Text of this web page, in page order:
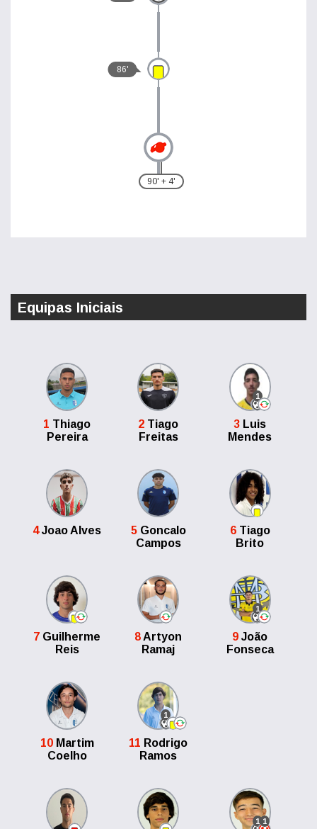
86'
90' + 4'
Equipas Iniciais
1 Thiago
Pereira
2 Tiago
Freitas
1
3 Luis
Mendes
4Joao Alves 5Goncalo
Campos
6Tiago
Brito
7 Guilherme
Reis
8Artyon
Ramaj
1
9 João
Fonseca
10Martim
Coelho
1
11 Rodrigo
Ramos
1 1